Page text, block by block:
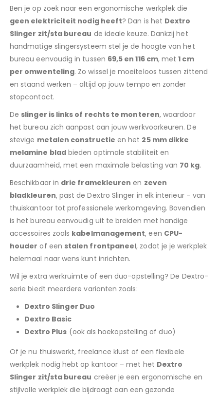
Ben je op zoek naar een ergonomische werkplek die
geen elektriciteit nodig heeft? Dan is het Dextro
Slinger zit/sta bureau de ideale keuze. Dankzij het
handmatige slingersysteem stel je de hoogte van het
bureau eenvoudig in tussen 69,5 en 116 cm, met1 cm
per omwenteling. Zo wissel je moeiteloos tussen zittend
en staand werken – altijd op jouw tempo en zonder
stopcontact.
De slinger is links of rechts te monteren, waardoor
het bureau zich aanpast aan jouw werkvoorkeuren. De
stevige metalen constructie en het 25 mm dikke
melamine bladbieden optimale stabiliteit en
duurzaamheid, met een maximale belasting van 70 kg.
Beschikbaar in drie framekleuren en zeven
bladkleuren, past de Dextro Slinger in elk interieur – van
thuiskantoor tot professionele werkomgeving. Bovendien
is het bureau eenvoudig uit te breiden met handige
accessoires zoals kabelmanagement, een CPU-
houder of een stalen frontpaneel, zodat je je werkplek
helemaal naar wens kunt inrichten.
Wil je extra werkruimte of een duo-opstelling? De Dextro-
serie biedt meerdere varianten zoals:
Dextro Slinger Duo
Dextro Basic
Dextro Plus (ook als hoekopstelling of duo)
Of je nu thuiswerkt, freelance klust of een flexibele
werkplek nodig hebt op kantoor – met het Dextro
Slinger zit/sta bureau creëer je een ergonomische en
stijlvolle werkplek die bijdraagt aan een gezonde